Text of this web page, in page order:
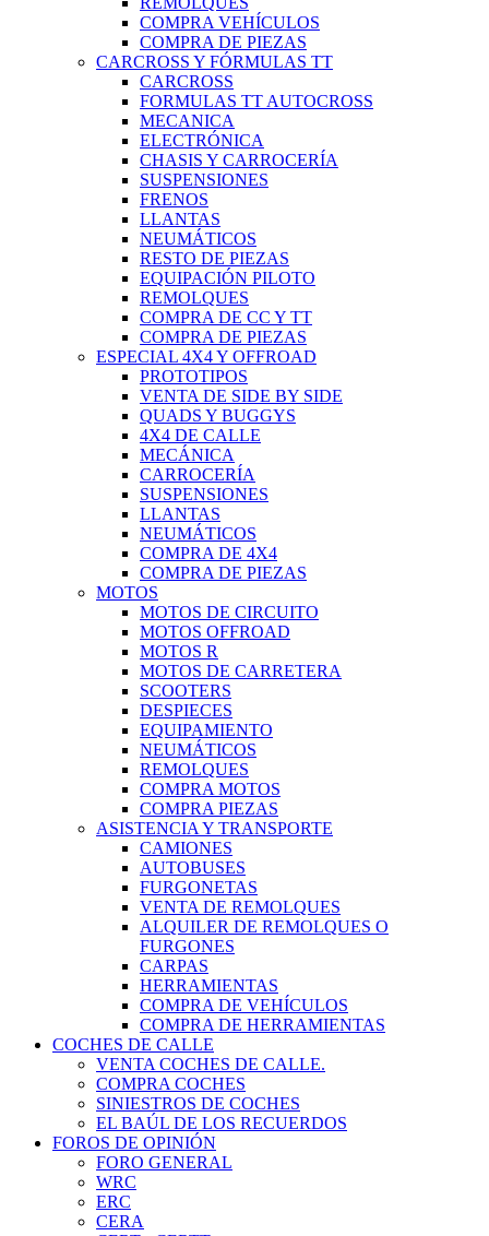
COMPRA VEHÍCULOS
COMPRA DE PIEZAS
CARCROSS Y FÓRMULAS TT
CARCROSS
FORMULAS TT AUTOCROSS
MECANICA
ELECTRÓNICA
CHASIS Y CARROCERÍA
SUSPENSIONES
FRENOS
LLANTAS
NEUMÁTICOS
RESTO DE PIEZAS
EQUIPACIÓN PILOTO
REMOLQUES
COMPRA DE CC Y TT
COMPRA DE PIEZAS
ESPECIAL 4X4 Y OFFROAD
PROTOTIPOS
VENTA DE SIDE BY SIDE
QUADS Y BUGGYS
4X4 DE CALLE
MECÁNICA
CARROCERÍA
SUSPENSIONES
LLANTAS
NEUMÁTICOS
COMPRA DE 4X4
COMPRA DE PIEZAS
MOTOS
MOTOS DE CIRCUITO
MOTOS OFFROAD
MOTOS R
MOTOS DE CARRETERA
SCOOTERS
DESPIECES
EQUIPAMIENTO
NEUMÁTICOS
REMOLQUES
COMPRA MOTOS
COMPRA PIEZAS
ASISTENCIA Y TRANSPORTE
CAMIONES
AUTOBUSES
FURGONETAS
VENTA DE REMOLQUES
ALQUILER DE REMOLQUES O
FURGONES
CARPAS
HERRAMIENTAS
COMPRA DE VEHÍCULOS
COMPRA DE HERRAMIENTAS
COCHES DE CALLE
VENTA COCHES DE CALLE.
COMPRA COCHES
SINIESTROS DE COCHES
EL BAÚL DE LOS RECUERDOS
FOROS DE OPINIÓN
FORO GENERAL
WRC
ERC
CERA